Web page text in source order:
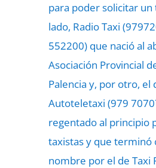
para poder solicitar un
lado, Radio Taxi
552200) que nació al
Asociación Provincial
Palencia y, por otro, el
Autoteletaxi (979
regentado al principio
taxistas y que terminó
nombre por el de Taxi